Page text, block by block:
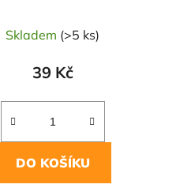
Skladem (>5 ks)
39 Kč
DO KOŠÍKU